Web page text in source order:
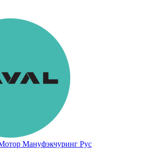
Мануфэкчуринг Рус